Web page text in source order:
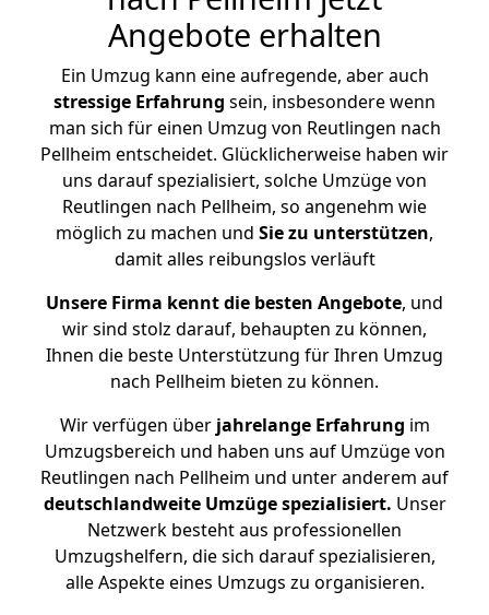
Angebote erhalten
Ein Umzug kann eine aufregende, aber auch
stressige Erfahrung sein, insbesondere wenn
man sich für einen Umzug von Reutlingen nach
Pellheim entscheidet. Glücklicherweise haben wir
uns darauf spezialisiert, solche Umzüge von
Reutlingen nach Pellheim, so angenehm wie
möglich zu machen und Sie zu unterstützen,
damit alles reibungslos verläuft
Unsere Firma kennt die besten Angebote, und
wir sind stolz darauf, behaupten zu können,
Ihnen die beste Unterstützung für Ihren Umzug
nach Pellheim bieten zu können.
Wir verfügen überjahrelange Erfahrung im
Umzugsbereich und haben uns auf Umzüge von
Reutlingen nach Pellheim und unter anderem auf
deutschlandweite Umzüge spezialisiert. Unser
Netzwerk besteht aus professionellen
Umzugshelfern, die sich darauf spezialisieren,
alle Aspekte eines Umzugs zu organisieren.